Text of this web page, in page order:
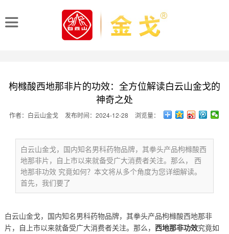
枸橼酸西地那非片的功效：全方位解读白云山金戈的
神奇之处
作者：白云山金戈 发布时间：2024-12-28 浏览量：
白云山金戈，国内知名男科药物品牌，其拳头产品枸橼酸西
地那非片，自上市以来就备受广大消费者关注。那么， 西
地那非功效 究竟如何？本文将从多个角度为您详细解读。
首先，我们要了
白云山金戈，国内知名男科药物品牌，其拳头产品枸橼酸西地那非
片，自上市以来就备受广大消费者关注。那么， 西地那非功效究竟如